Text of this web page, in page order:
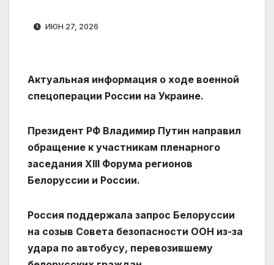
ИЮН 27, 2026
Актуальная информация о ходе военной
спецоперации России на Украине.
Президент РФ Владимир Путин направил
обращение к участникам пленарного
заседания XIII Форума регионов
Белоруссии и России.
Россия поддержала запрос Белоруссии
на созыв Совета безопасности ООН из-за
удара по автобусу, перевозившему